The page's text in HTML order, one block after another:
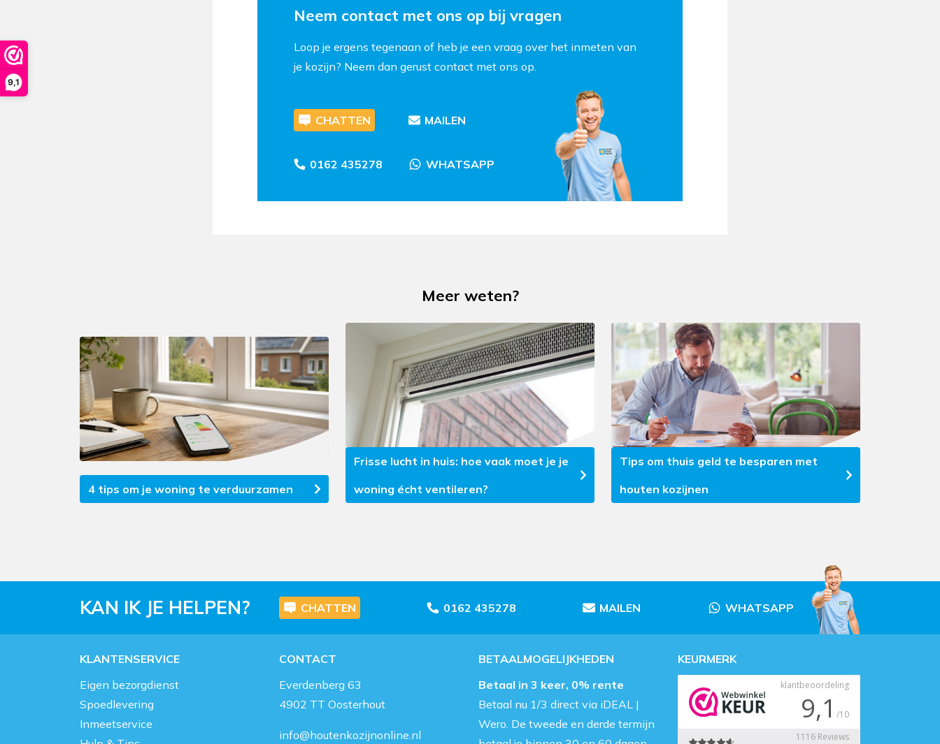
9,1
Neem contact met ons op bij vragen
Loop je ergens tegenaan of heb je een vraag over het inmeten van
je kozijn? Neem dan gerust contact met ons op.
CHATTEN MAILEN
0162 435278 WHATSAPP
Meer weten?
4 tips om je woning te verduurzamen
Frisse lucht in huis: hoe vaak moet je je
woning écht ventileren?
Tips om thuis geld te besparen met
houten kozijnen
KAN IK JE HELPEN? CHATTEN 0162 435278 MAILEN WHATSAPP
KLANTENSERVICE
Eigen bezorgdienst
Spoedlevering
Inmeetservice
CONTACT
Everdenberg 63
4902 TT Oosterhout
info@houtenkozijnonline.nl
BETAALMOGELIJKHEDEN
Betaal in 3 keer, 0% rente
Betaal nu 1/3 direct via iDEAL |
Wero. De tweede en derde termijn
KEURMERK